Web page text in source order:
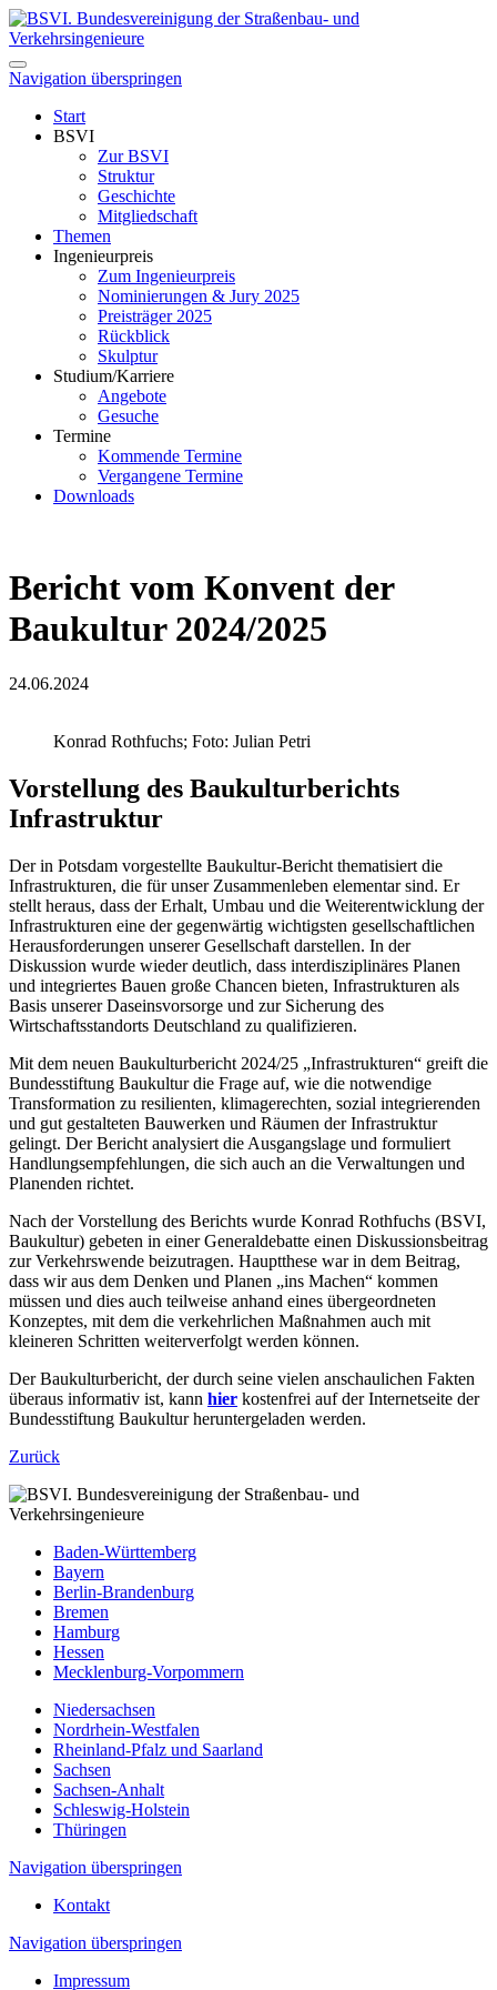
Navigation überspringen
Start
BSVI
Zur BSVI
Struktur
Geschichte
Mitgliedschaft
Themen
Ingenieurpreis
Zum Ingenieurpreis
Nominierungen & Jury 2025
Preisträger 2025
Rückblick
Skulptur
Studium/Karriere
Angebote
Gesuche
Termine
Kommende Termine
Vergangene Termine
Downloads
Bericht vom Konvent der
Baukultur 2024/2025
24.06.2024
Konrad Rothfuchs; Foto: Julian Petri
Vorstellung des Baukulturberichts
Infrastruktur
Der in Potsdam vorgestellte Baukultur-Bericht thematisiert die
Infrastrukturen, die für unser Zusammenleben elementar sind. Er
stellt heraus, dass der Erhalt, Umbau und die Weiterentwicklung der
Infrastrukturen eine der gegenwärtig wichtigsten gesellschaftlichen
Herausforderungen unserer Gesellschaft darstellen. In der
Diskussion wurde wieder deutlich, dass interdisziplinäres Planen
und integriertes Bauen große Chancen bieten, Infrastrukturen als
Basis unserer Daseinsvorsorge und zur Sicherung des
Wirtschaftsstandorts Deutschland zu qualifizieren.
Mit dem neuen Baukulturbericht 2024/25 „Infrastrukturen“ greift die
Bundesstiftung Baukultur die Frage auf, wie die notwendige
Transformation zu resilienten, klimagerechten, sozial integrierenden
und gut gestalteten Bauwerken und Räumen der Infrastruktur
gelingt. Der Bericht analysiert die Ausgangslage und formuliert
Handlungsempfehlungen, die sich auch an die Verwaltungen und
Planenden richtet.
Nach der Vorstellung des Berichts wurde Konrad Rothfuchs (BSVI,
Baukultur) gebeten in einer Generaldebatte einen Diskussionsbeitrag
zur Verkehrswende beizutragen. Hauptthese war in dem Beitrag,
dass wir aus dem Denken und Planen „ins Machen“ kommen
müssen und dies auch teilweise anhand eines übergeordneten
Konzeptes, mit dem die verkehrlichen Maßnahmen auch mit
kleineren Schritten weiterverfolgt werden können.
Der Baukulturbericht, der durch seine vielen anschaulichen Fakten
überaus informativ ist, kann hier kostenfrei auf der Internetseite der
Bundesstiftung Baukultur heruntergeladen werden.
Zurück
Baden-Württemberg
Bayern
Berlin-Brandenburg
Bremen
Hamburg
Hessen
Mecklenburg-Vorpommern
Niedersachsen
Nordrhein-Westfalen
Rheinland-Pfalz und Saarland
Sachsen
Sachsen-Anhalt
Schleswig-Holstein
Thüringen
Navigation überspringen
Kontakt
Navigation überspringen
Impressum